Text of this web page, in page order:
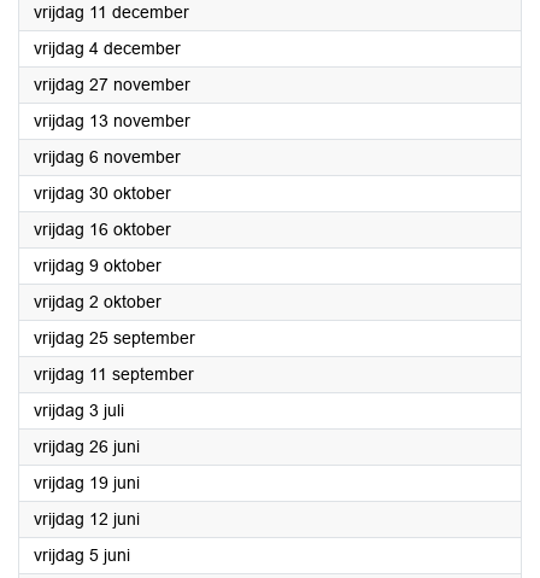
vrijdag 11 december2020
vrijdag 4 december2020
vrijdag 27 november2020
vrijdag 13 november2020
vrijdag 6 november2020
vrijdag 30 oktober2020
vrijdag 16 oktober2020
vrijdag 9 oktober2020
vrijdag 2 oktober2020
vrijdag 25 september2020
vrijdag 11 september2020
vrijdag 3 juli2020
vrijdag 26 juni2020
vrijdag 19 juni2020
vrijdag 12 juni2020
vrijdag 5 juni2020